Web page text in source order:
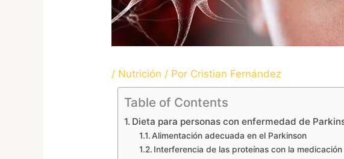
/ Nutrición / Por Cristian Fernández
Table of Contents
Dieta para personas con enfermedad de
Alimentación adecuada en el Parkinson
Interferencia de las proteínas con la medicación